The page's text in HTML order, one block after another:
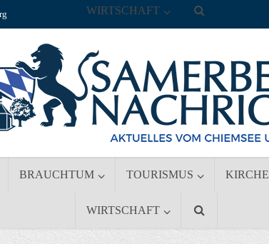
BRAUCHTUM TOURISMUS KIRCHE
WIRTSCHAFT
WIRTSCHAFT